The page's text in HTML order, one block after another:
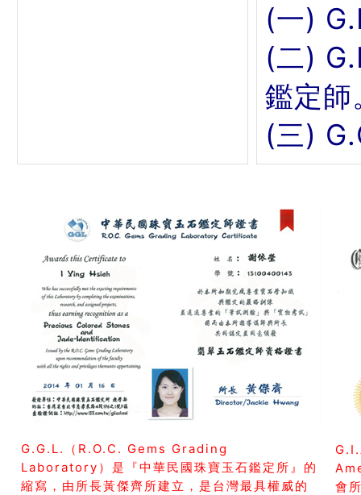
(一)
(二)
鑑定師
(三)
G.G.L.（R.O.C. Gems Grading
Laboratory）是『中華民國珠寶玉石鑑定所』的
縮寫，由所長黃傑齊所建立，是台灣最具權威的
會